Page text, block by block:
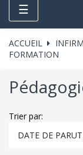
Toggle
navigation
☰
ACCUEIL
FORMATION
Trier par:
DATE DE